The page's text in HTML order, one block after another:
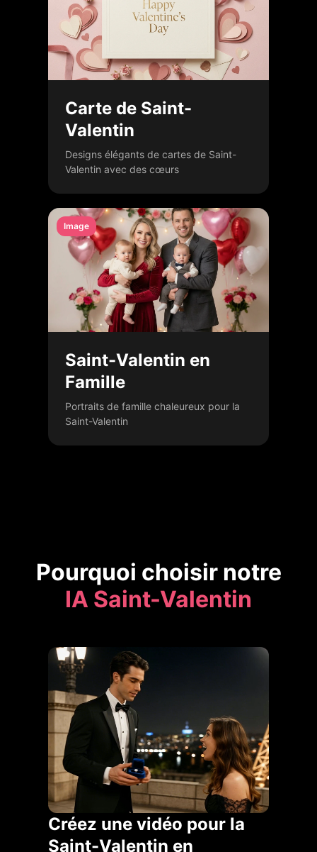
Carte de Saint-
Valentin
Designs élégants de cartes de Saint-
Valentin avec des cœurs
Image
Saint-Valentin en
Famille
Portraits de famille chaleureux pour la
Saint-Valentin
Pourquoi choisir notre
IA Saint-Valentin
Créez une vidéo pour la
Saint-Valentin en